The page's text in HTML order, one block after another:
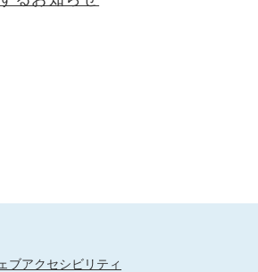
ブアクセシビリティ